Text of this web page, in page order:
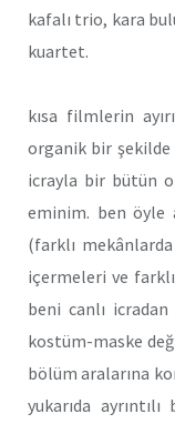
kafalı trio, kara
kuartet.
kısa filmlerin
organik bir şekilde
icrayla bir bütün
eminim. ben öyle
(farklı
içermeleri ve
beni canlı
kostüm-maske
bölüm aralarına
yukarıda